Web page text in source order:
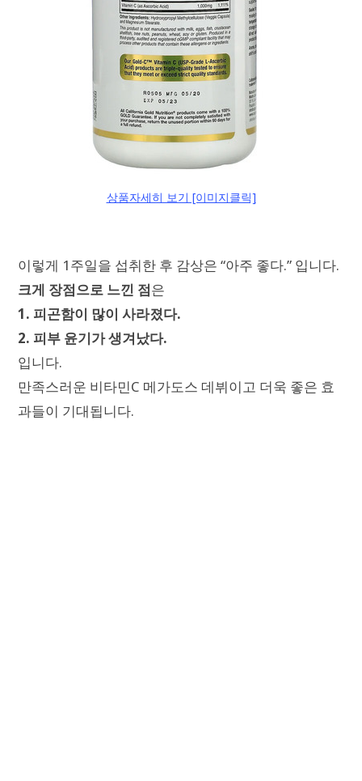
상품자세히 보기 [이미지클릭]
이렇게 1주일을 섭취한 후 감상은 “아주 좋다.” 입니다.
크게 장점으로 느낀 점은
1. 피곤함이 많이 사라졌다.
2. 피부 윤기가 생겨났다.
입니다.
만족스러운 비타민C 메가도스 데뷔이고 더욱 좋은 효
과들이 기대됩니다.